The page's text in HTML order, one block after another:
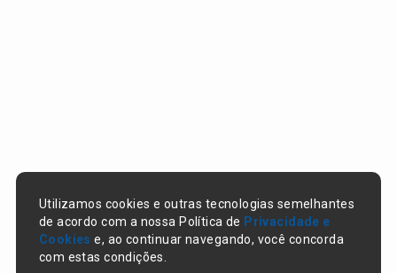
Utilizamos cookies e outras tecnologias semelhantes
de acordo com a nossa Política de Privacidade e
Cookies e, ao continuar navegando, você concorda
com estas condições.